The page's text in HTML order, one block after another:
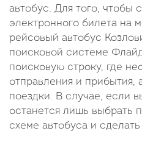
автобус. Для того, чтобы
электронного билета на
рейсовый автобус
поисковой системе
поисковую строку, где
отправления и прибытия,
поездки. В случае, если
останется лишь выбрать
схеме автобуса и